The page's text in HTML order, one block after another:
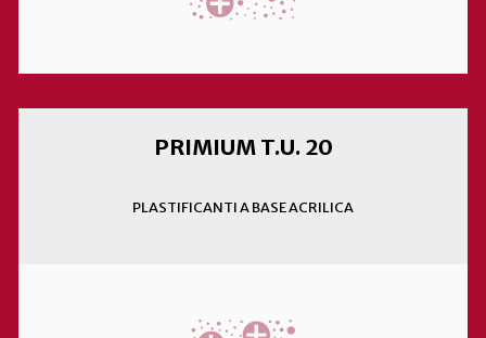
PRIMIUM T.U. 20
PLASTIFICANTI A BASE ACRILICA